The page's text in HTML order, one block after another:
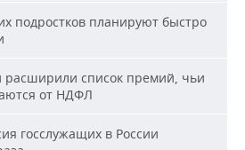
подростков планируют быстро
расширили список премий, чьи
от НДФЛ
госслужащих в России